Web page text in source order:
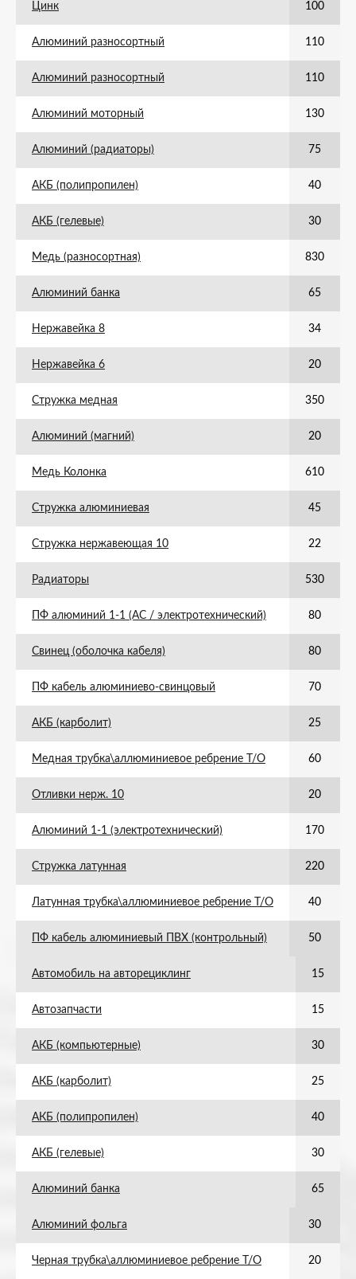
Цинк 100
Алюминий разносортный 110
Алюминий разносортный 110
Алюминий моторный 130
Алюминий (радиаторы) 75
АКБ (полипропилен) 40
АКБ (гелевые) 30
Медь (разносортная) 830
Алюминий банка 65
Нержавейка 8 34
Нержавейка 6 20
Стружка медная 350
Алюминий (магний) 20
Медь Колонка 610
Стружка алюминиевая 45
Стружка нержавеющая 10 22
Радиаторы 530
ПФ алюминий 1-1 (АС / электротехнический) 80
Свинец (оболочка кабеля) 80
ПФ кабель алюминиево-свинцовый 70
АКБ (карболит) 25
Медная трубка\аллюминиевое ребрение Т/О 60
Отливки нерж. 10 20
Алюминий 1-1 (электротехнический) 170
Стружка латунная 220
Латунная трубка\аллюминиевое ребрение Т/О 40
ПФ кабель алюминиевый ПВХ (контрольный) 50
Автомобиль на авторециклинг 15
Автозапчасти 15
АКБ (компьютерные) 30
АКБ (карболит) 25
АКБ (полипропилен) 40
АКБ (гелевые) 30
Алюминий банка 65
Алюминий фольга 30
Черная трубка\аллюминиевое ребрение Т/О 20